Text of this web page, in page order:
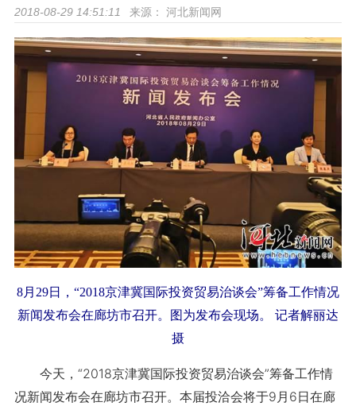
2018-08-29 14:51:11 来源： 河北新闻网
8月29日，“2018京津冀国际投资贸易治谈会”筹备工作情况
新闻发布会在廊坊市召开。图为发布会现场。 记者解丽达
摄
今天，“2018京津冀国际投资贸易治谈会”筹备工作情
况新闻发布会在廊坊市召开。本届投洽会将于9月6日在廊